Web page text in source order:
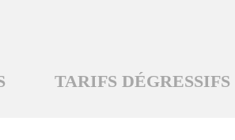
TARIFS DÉGRESSIFS